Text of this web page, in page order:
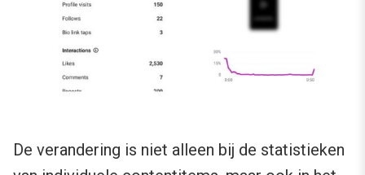
De verandering is niet alleen bij de statistieken